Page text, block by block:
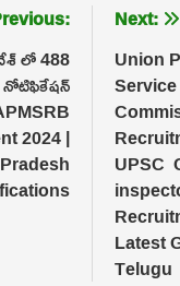
లో 488
నోటిఫికేషన్
2024 |
Next:
Union
Service
UPSC
Latest
Telugu